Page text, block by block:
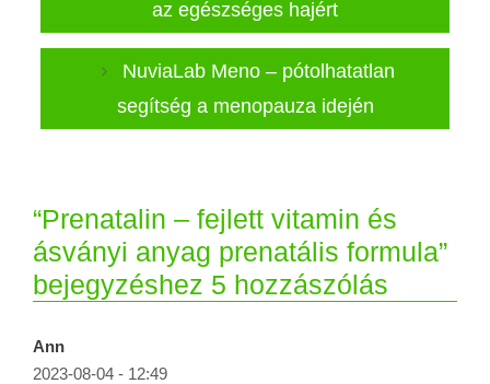
az egészséges hajért
NuviaLab Meno – pótolhatatlan
segítség a menopauza idején
“Prenatalin – fejlett vitamin és
ásványi anyag prenatális formula”
bejegyzéshez 5 hozzászólás
Ann
2023-08-04 - 12:49